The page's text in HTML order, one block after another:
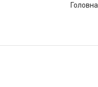
Головна